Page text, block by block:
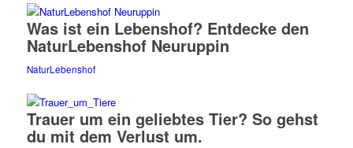
Was ist ein Lebenshof? Entdecke den
NaturLebenshof Neuruppin
NaturLebenshof
Trauer um ein geliebtes Tier? So gehst
du mit dem Verlust um.